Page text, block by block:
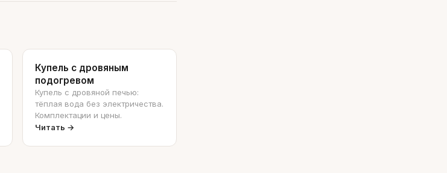
Купель с дровяным
подогревом
Купель с дровяной печью:
тёплая вода без электричества.
Комплектации и цены.
Читать →